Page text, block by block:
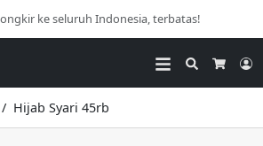
ke seluruh Indonesia, terbatas!
Search
Hijab Syari 45rb